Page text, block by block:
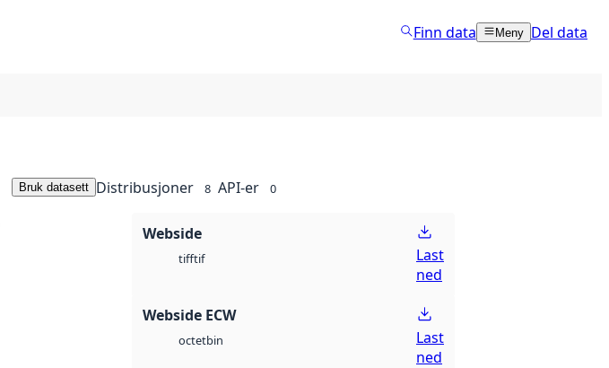
Finn data Meny Del data
Bruk datasett Distribusjoner 8 API-er 0
Webside
tifftif
Last
ned
Webside ECW
octetbin
Last
ned